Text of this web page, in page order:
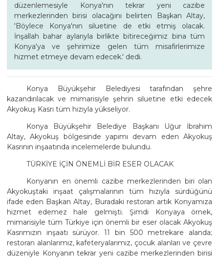
düzenlemesiyle Konya'nın tekrar yeni cazibe
merkezlerinden birisi olacağını belirten Başkan Altay,
'Böylece Konya'nın siluetine de etki etmiş olacak.
İnşallah bahar aylarıyla birlikte bitireceğimiz bina tüm
Konya'ya ve şehrimize gelen tüm misafirlerimize
hizmet etmeye devam edecek.' dedi.
Konya Büyükşehir Belediyesi tarafından şehre
kazandırılacak ve mimarisiyle şehrin siluetine etki edecek
Akyokuş Kasrı tüm hızıyla yükseliyor.
Konya Büyükşehir Belediye Başkanı Uğur İbrahim
Altay, Akyokuş bölgesinde yapımı devam eden Akyokuş
Kasrının inşaatında incelemelerde bulundu.
TÜRKİYE İÇİN ÖNEMLİ BİR ESER OLACAK
Konyanın en önemli cazibe merkezlerinden biri olan
Akyokuştaki inşaat çalışmalarının tüm hızıyla sürdüğünü
ifade eden Başkan Altay, Buradaki restoran artık Konyamıza
hizmet edemez hale gelmişti. Şimdi Konyaya örnek,
mimarisiyle tüm Türkiye için önemli bir eser olacak Akyokuş
Kasrımızın inşaatı sürüyor. 11 bin 500 metrekare alanda;
restoran alanlarımız, kafeteryalarımız, çocuk alanları ve çevre
düzeniyle Konyanın tekrar yeni cazibe merkezlerinden birisi